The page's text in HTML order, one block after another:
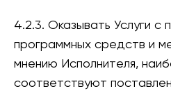
4.2.3. Оказывать Услуги с
программных средств и
мнению Исполнителя,
соответствуют